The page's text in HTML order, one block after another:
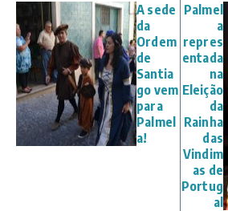
A sede
da
Ordem
de
Santia
go vem
para
Palmel
a!
Palmel
a
repres
entada
na
Eleição
da
Rainha
das
Vindim
as de
Portug
al